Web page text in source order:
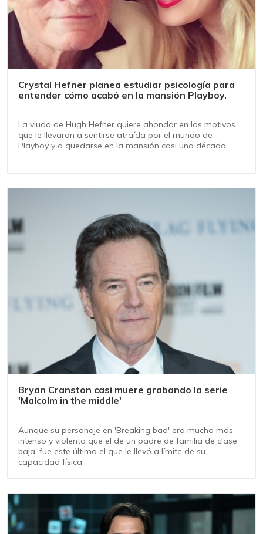
Crystal Hefner planea estudiar psicología para
entender cómo acabó en la mansión Playboy.
La viuda de Hugh Hefner quiere ahondar en los motivos
que le llevaron a sentirse atraída por el mundo de
Playboy y a quedarse en la mansión casi una década
Bryan Cranston casi muere grabando la serie
'Malcolm in the middle'
Aunque su personaje en 'Breaking bad' era mucho más
intenso y violento que el de un padre de familia de clase
baja, fue este último el que le llevó a límite de su
capacidad física